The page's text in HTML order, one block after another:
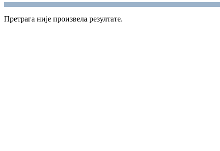
Претрага није произвела резултате.